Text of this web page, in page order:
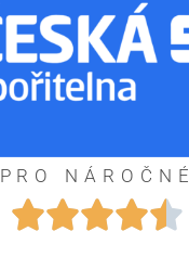
PRO NÁROČNÉ
